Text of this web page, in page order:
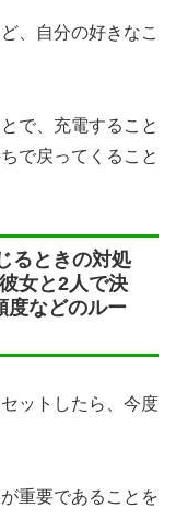
、自分の好きなこ
で、充電すること
で戻ってくること
るときの対処
女と2人で決
度などのルー
ットしたら、今度
重要であることを